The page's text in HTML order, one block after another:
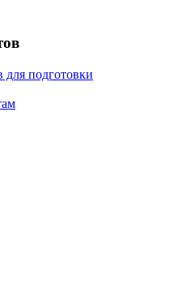
для подготовки